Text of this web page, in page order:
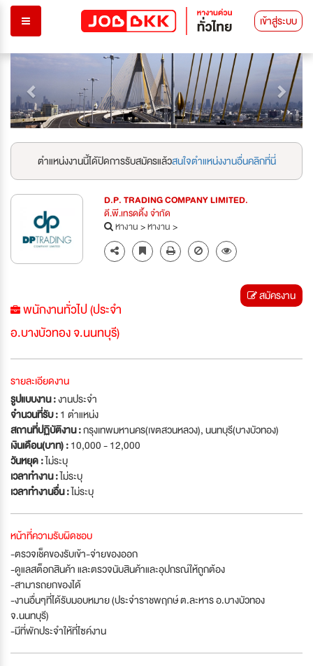
เข้าสู่ระบบ
Previous Next
ตำแหน่งงานนี้ได้ปิดการรับสมัครแล้วสนใจตำแหน่งงานอื่นคลิกที่นี่
D.P. TRADING COMPANY LIMITED.
ดี.พี.เทรดดิ้ง จำกัด
หางาน>หางาน>
พนักงานทั่วไป (ประจำ
อ.บางบัวทอง จ.นนทบุรี)
สมัครงาน
รายละเอียดงาน
รูปแบบงาน :งานประจำ
จำนวนที่รับ :1 ตำแหน่ง
สถานที่ปฏิบัติงาน :กรุงเทพมหานคร(เขตสวนหลวง), นนทบุรี(บางบัวทอง)
เงินเดือน(บาท) :10,000 - 12,000
วันหยุด :ไม่ระบุ
เวลาทำงาน :ไม่ระบุ
เวลาทำงานอื่น :ไม่ระบุ
หน้าที่ความรับผิดชอบ
-ตรวจเช็คของรับเข้า-จ่ายของออก
-ดูแลสต็อกสินค้า และตรวจนับสินค้าและอุปกรณ์ให้ถูกต้อง
-สามารถยกของได้
-งานอื่นๆที่ได้รับมอบหมาย (ประจำราชพฤกษ์ ต.ละหาร อ.บางบัวทอง
จ.นนทบุรี)
-มีที่พักประจำให้ที่ไซค์งาน